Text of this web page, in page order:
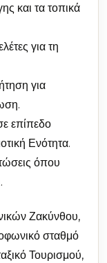
και τα τοπικά
για τη
για
επίπεδο
Ενότητα.
όπου
Ζακύνθου,
σταθμό
Τουρισμού,